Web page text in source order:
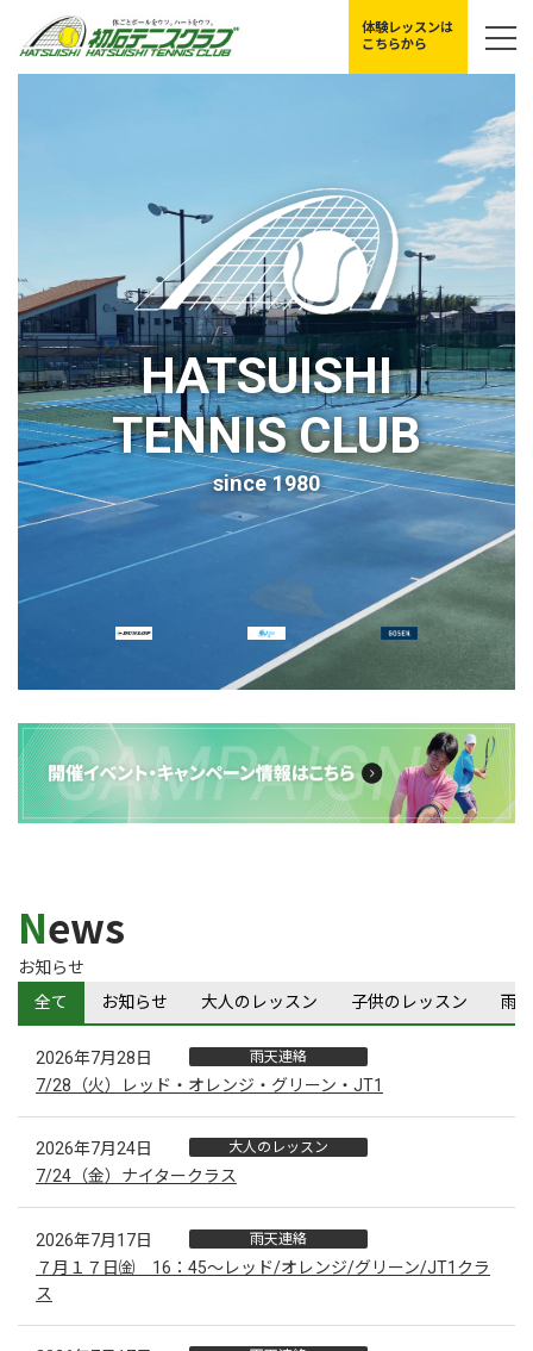
体験レッスンは
こちらから
HATSUISHI
TENNIS CLUB
since 1980
News
お知らせ
全て
お知らせ 大人のレッスン 子供のレッスン 雨
2026年7月28日 雨天連絡
7/28（火）レッド・オレンジ・グリーン・JT1
2026年7月24日 大人のレッスン
7/24（金）ナイタークラス
2026年7月17日 雨天連絡
７月１７日㈮ 16：45～レッド/オレンジ/グリーン/JT1クラ
ス